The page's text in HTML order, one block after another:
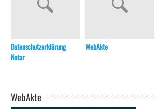
Datenschutzerklärung
Notar
WebAkte
WebAkte